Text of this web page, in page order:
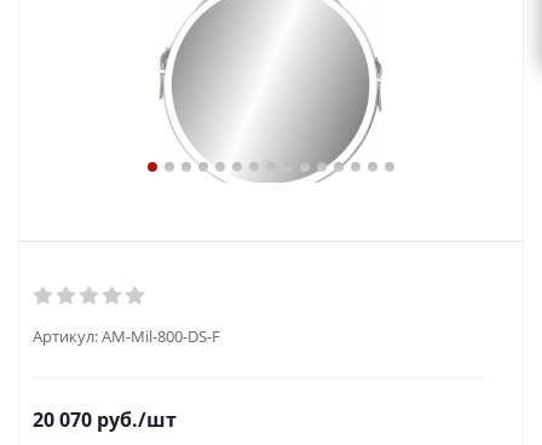
Артикул:AM-Mil-800-DS-F
20 070 руб./шт